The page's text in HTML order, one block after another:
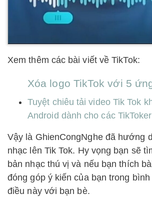
Xem thêm các bài viết về TikTok:
Xóa logo TikTok với 5
Tuyệt chiêu tải video Tik Tok
Android dành cho các
Vậy là GhienCongNghe đã hướng
nhạc lên Tik Tok. Hy vọng bạn sẽ
bản nhạc thú vị và nếu bạn thích
đóng góp ý kiến ​​của bạn trong
điều này với bạn bè.